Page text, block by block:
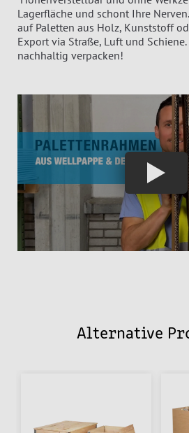
Lagerfläche und schont Ihre
auf Paletten aus Holz, Kunststoff
Export via Straße, Luft und
nachhaltig verpacken!
Alternative